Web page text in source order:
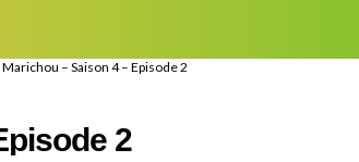
– Saison 4 – Episode 2
2